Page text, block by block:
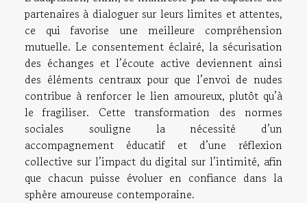
partenaires à dialoguer sur leurs limites et attentes,
ce qui favorise une meilleure compréhension
mutuelle. Le consentement éclairé, la sécurisation
des échanges et l’écoute active deviennent ainsi
des éléments centraux pour que l’envoi de nudes
contribue à renforcer le lien amoureux, plutôt qu’à
le fragiliser. Cette transformation des normes
sociales souligne la nécessité d’un
accompagnement éducatif et d’une réflexion
collective sur l’impact du digital sur l’intimité, afin
que chacun puisse évoluer en confiance dans la
sphère amoureuse contemporaine.